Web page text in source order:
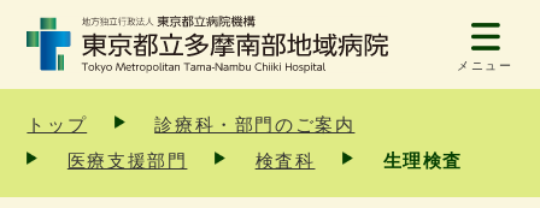
メニュー
トップ
診療科・部門のご案内
医療支援部門
検査科 生理検査